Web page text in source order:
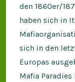
den 1860er/
haben sich in
sich in den
Europas
Mafia Paradies